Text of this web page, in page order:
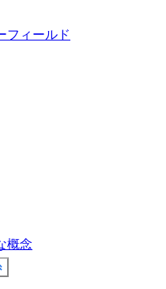
less
less
less
less
less
less
less
フィールド
概念